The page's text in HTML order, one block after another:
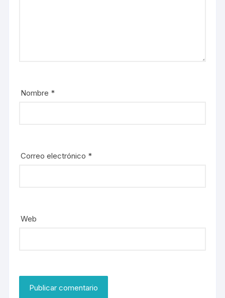
Nombre *
Correo electrónico *
Web